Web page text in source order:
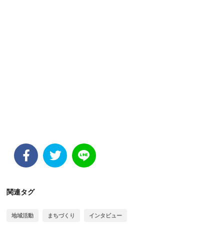
関連タグ
地域活動 まちづくり インタビュー